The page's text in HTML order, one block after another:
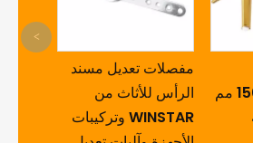
مفصلات تعديل
الرأس للأثاث من
أثاث مثلثة
معدنية بارتفاع 150 مم
والطاولة
<